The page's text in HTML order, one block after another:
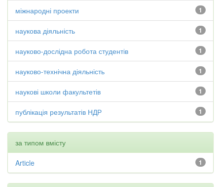
1
міжнародні проекти
1
наукова діяльність
1
науково-дослідна робота студентів
1
науково-технічна діяльність
1
наукові школи факультетів
1
публікація результатів НДР
за типом вмісту
1
Article